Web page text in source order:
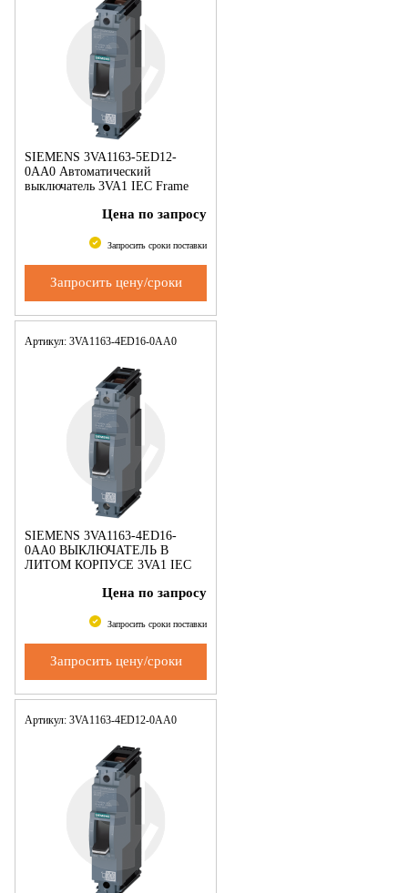
SIEMENS 3VA1163-5ED12-
0AA0 Автоматический
выключатель 3VA1 IEC Frame
Icu=55 kA @ 240 V 1-pole,
Цена по запросу
Запросить сроки поставки
Запросить цену/сроки
Артикул: 3VA1163-4ED16-0AA0
SIEMENS 3VA1163-4ED16-
0AA0 ВЫКЛЮЧАТЕЛЬ В
ЛИТОМ КОРПУСЕ 3VA1 IEC
ОТКЛ. СПОСОБНОСТИ S
ЗАЩИТА ЛИНИИ TM21
Цена по запросу
Запросить сроки поставки
Запросить цену/сроки
Артикул: 3VA1163-4ED12-0AA0